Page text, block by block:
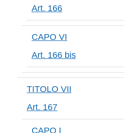
Art. 166
CAPO VI
Art. 166 bis
TITOLO VII
Art. 167
CAPO I